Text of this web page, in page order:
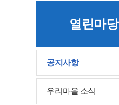
열린마당
공지사항
우리마을 소식